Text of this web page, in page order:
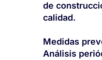
de
calidad.
Medidas
Análisis